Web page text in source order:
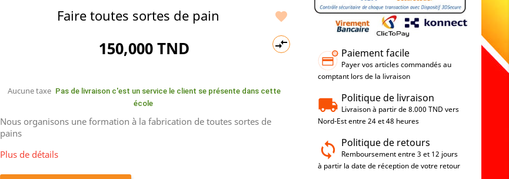


Faire toutes sortes de pain
150,000 TND
Aucune taxe Pas de livraison c'est un service le client se présente dans cette
école
Nous organisons une formation à la fabrication de toutes sortes de
pains
Plus de détails
Paiement facile
Payer vos articles commandés au
comptant lors de la livraison
Politique de livraison
Livraison à partir de 8.000 TND vers
Nord-Est entre 24 et 48 heures
Politique de retours
Remboursement entre 3 et 12 jours
à partir la date de réception de votre retour